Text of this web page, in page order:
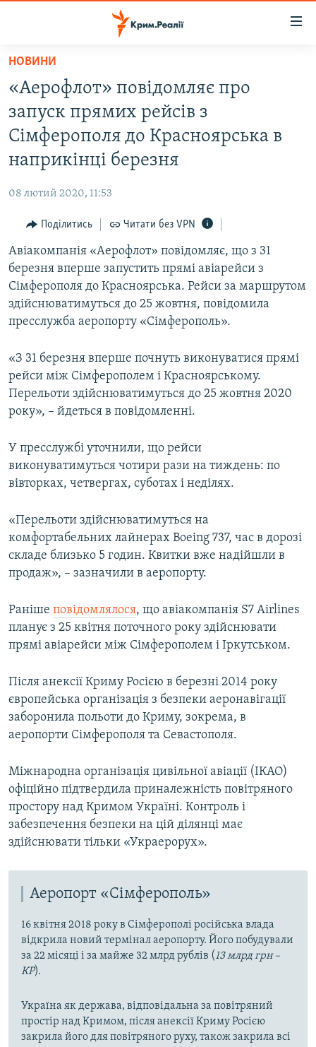
Перейти
основного
матеріалу
Перейти
до
основної
Перейти
пошуку
ВОДА.КРИМ
ВІДЕО ТА ФОТО
ІНТЕРВ'Ю
ВСЕ ЗА ДЕНЬ
СПЕЦПРОЕКТИ
ДЕПОРТАЦІЯ
ВІДЕОУРОКИ «ELIFBE»
СВІДЧЕННЯ ОКУПАЦІЇ
УКРАЇНСЬКА ПРОБЛЕМА КРИМУ
ІНФОГРАФІКА
ЯК ОБІЙТИ БЛОКУВАННЯ
Qırımtatar
ДОЛУЧАЙСЯ!
Усі сайти RFE/RL
НОВИНИ
«Аерофлот» повідомляє про
запуск прямих рейсів з
Сімферополя до Красноярська в
наприкінці березня
08 лютий 2020, 11:53
Поділитись Читати без VPN
Авіакомпанія «Аерофлот» повідомляє, що з 31
березня вперше запустить прямі авіарейси з
Сімферополя до Красноярська. Рейси за маршрутом
здійснюватимуться до 25 жовтня, повідомила
пресслужба аеропорту «Сімферополь».
«З 31 березня вперше почнуть виконуватися прямі
рейси між Сімферополем і Красноярському.
Перельоти здійснюватимуться до 25 жовтня 2020
року», – йдеться в повідомленні.
У пресслужбі уточнили, що рейси
виконуватимуться чотири рази на тиждень: по
вівторках, четвергах, суботах і неділях.
«Перельоти здійснюватимуться на
комфортабельних лайнерах Boeing 737, час в дорозі
складе близько 5 годин. Квитки вже надійшли в
продаж», – зазначили в аеропорту.
Раніше повідомлялося, що авіакомпанія S7 Airlines
планує з 25 квітня поточного року здійснювати
прямі авіарейси між Сімферополем і Іркутськом.
Після анексії Криму Росією в березні 2014 року
європейська організація з безпеки аеронавігації
заборонила польоти до Криму, зокрема, в
аеропорти Сімферополя та Севастополя.
Міжнародна організація цивільної авіації (ІКАО)
офіційно підтвердила приналежність повітряного
простору над Кримом Україні. Контроль і
забезпечення безпеки на цій ділянці має
здійснювати тільки «Украерорух».
Аеропорт «Сімферополь»
16 квітня 2018 року в Сімферополі російська влада
відкрила новий термінал аеропорту. Його побудували
за 22 місяці і за майже 32 млрд рублів (13 млрд грн –
КР).
Україна як держава, відповідальна за повітряний
простір над Кримом, після анексії Криму Росією
закрила його для повітряного руху, також закрила всі